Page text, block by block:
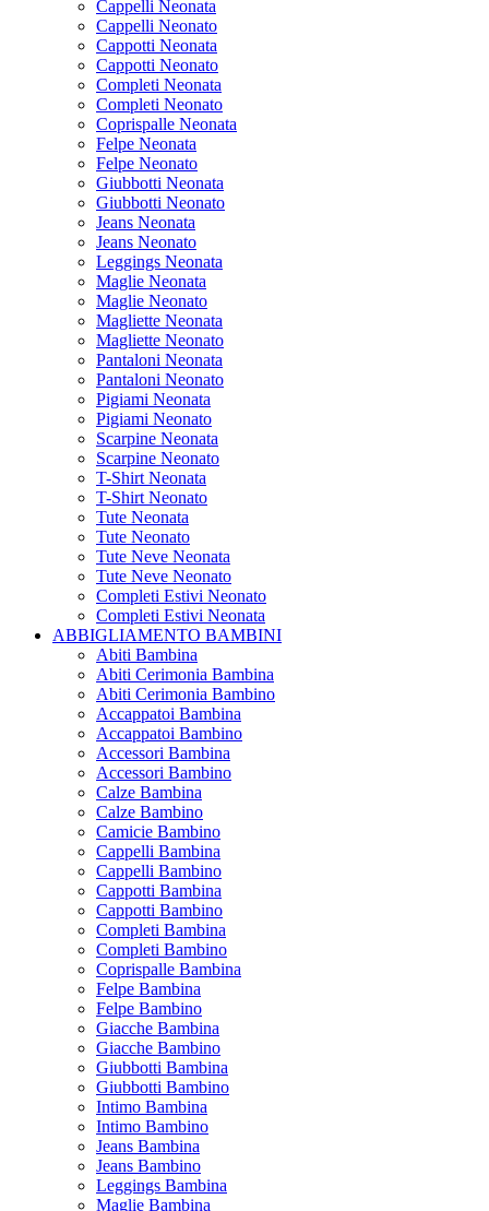
Cappelli Neonata
Cappelli Neonato
Cappotti Neonata
Cappotti Neonato
Completi Neonata
Completi Neonato
Coprispalle Neonata
Felpe Neonata
Felpe Neonato
Giubbotti Neonata
Giubbotti Neonato
Jeans Neonata
Jeans Neonato
Leggings Neonata
Maglie Neonata
Maglie Neonato
Magliette Neonata
Magliette Neonato
Pantaloni Neonata
Pantaloni Neonato
Pigiami Neonata
Pigiami Neonato
Scarpine Neonata
Scarpine Neonato
T-Shirt Neonata
T-Shirt Neonato
Tute Neonata
Tute Neonato
Tute Neve Neonata
Tute Neve Neonato
Completi Estivi Neonato
Completi Estivi Neonata
ABBIGLIAMENTO BAMBINI
Abiti Bambina
Abiti Cerimonia Bambina
Abiti Cerimonia Bambino
Accappatoi Bambina
Accappatoi Bambino
Accessori Bambina
Accessori Bambino
Calze Bambina
Calze Bambino
Camicie Bambino
Cappelli Bambina
Cappelli Bambino
Cappotti Bambina
Cappotti Bambino
Completi Bambina
Completi Bambino
Coprispalle Bambina
Felpe Bambina
Felpe Bambino
Giacche Bambina
Giacche Bambino
Giubbotti Bambina
Giubbotti Bambino
Intimo Bambina
Intimo Bambino
Jeans Bambina
Jeans Bambino
Leggings Bambina
Maglie Bambina